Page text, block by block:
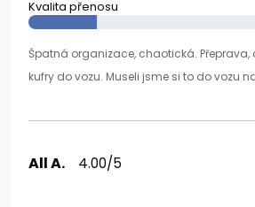
Kvalita přenosu
Špatná organizace, chaotická.
kufry do vozu. Museli jsme si to do vozu
All A. 4.00/5